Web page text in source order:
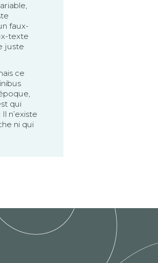
faux-
texte
juste
ce
qui
n’existe
ni qui